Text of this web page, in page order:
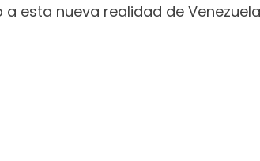
esta nueva realidad de